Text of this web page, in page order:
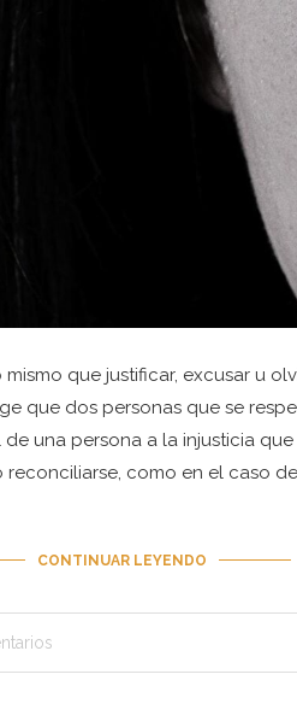
que justificar, excusar u
que dos personas que se
una persona a la injusticia
como en el caso
CONTINUAR LEYENDO